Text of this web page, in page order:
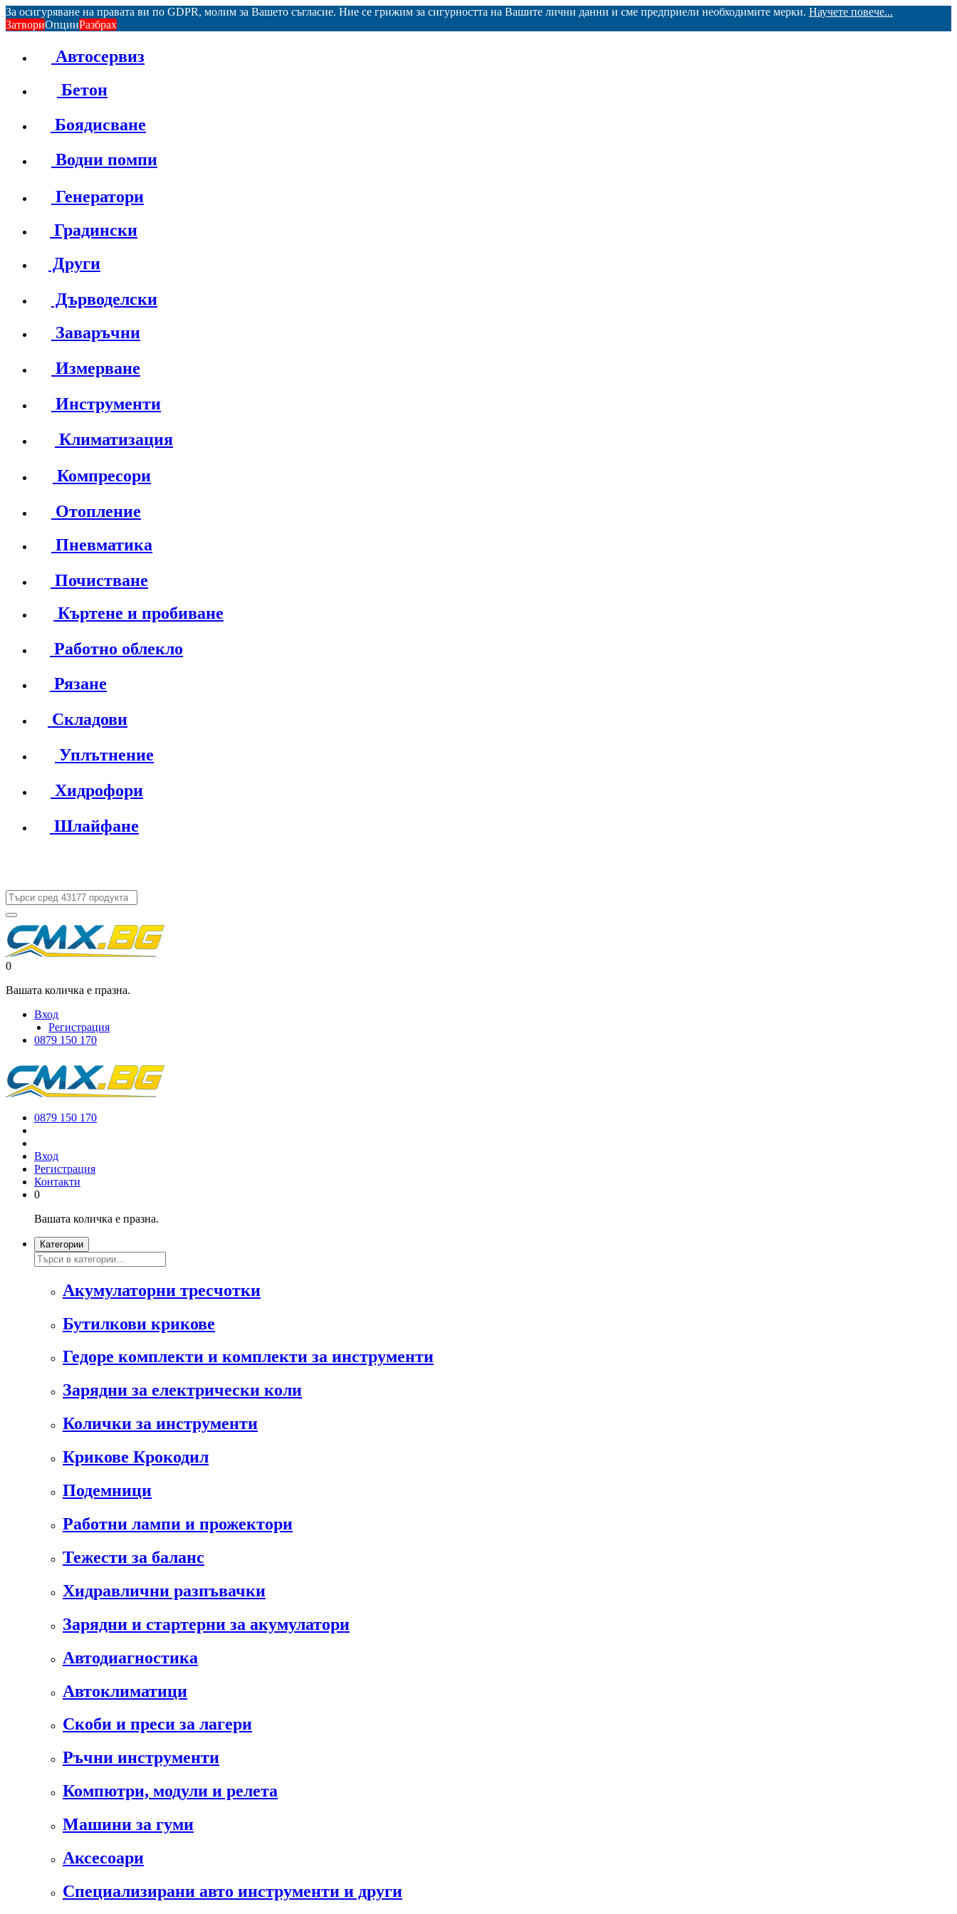
За осигуряване на правата ви по GDPR, молим за Вашето съгласие. Ние се грижим за сигурността на Вашите лични данни и сме предприели необходимите мерки. Научете повече...
ЗатвориОпцииРазбрах
Автосервиз
Бетон
Боядисване
Водни помпи
Генератори
Градински
Други
Дърводелски
Заваръчни
Измерване
Инструменти
Климатизация
Компресори
Отопление
Пневматика
Почистване
Къртене и пробиване
Работно облекло
Рязане
Складови
Уплътнение
Хидрофори
Шлайфане
0
Вашата количка е празна.
Вход
Регистрация
0879 150 170
0879 150 170
Вход
Регистрация
Контакти
0
Вашата количка е празна.
Категории
Акумулаторни тресчотки
Бутилкови крикове
Гедоре комплекти и комплекти за инструменти
Зарядни за електрически коли
Колички за инструменти
Крикове Крокодил
Подемници
Работни лампи и прожектори
Тежести за баланс
Хидравлични разпъвачки
Зарядни и стартерни за акумулатори
Автодиагностика
Автоклиматици
Скоби и преси за лагери
Ръчни инструменти
Компютри, модули и релета
Машини за гуми
Аксесоари
Специализирани авто инструменти и други